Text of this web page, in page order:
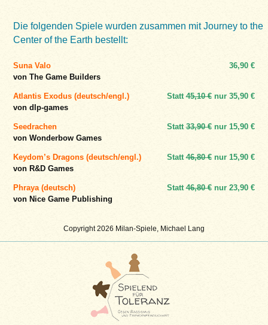
Copyright 2026 Milan-Spiele, Michael Lang
Die folgenden Spiele wurden zusammen mit Journey to the
Center of the Earth bestellt:
Suna Valo
von The Game Builders
36,90 €
Atlantis Exodus (deutsch/engl.)
von dlp-games
Statt45,10 €nur 35,90 €
Seedrachen
von Wonderbow Games
Statt33,90 €nur 15,90 €
Keydom’s Dragons (deutsch/engl.)
von R&D Games
Statt46,80 €nur 15,90 €
Phraya (deutsch)
von Nice Game Publishing
Statt46,80 €nur 23,90 €